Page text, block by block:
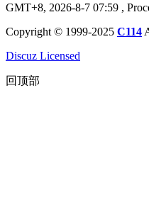
GMT+8, 2026-8-7 07:59 ,
Copyright © 1999-2025 C114
Discuz Licensed
回顶部